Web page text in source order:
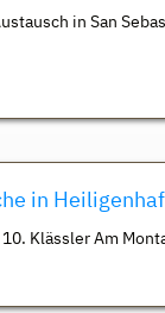
in San
in
Klässler Am